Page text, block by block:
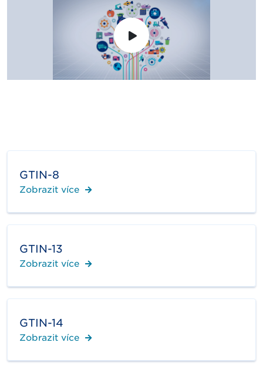
GTIN-8
Zobrazit více
GTIN-13
Zobrazit více
GTIN-14
Zobrazit více